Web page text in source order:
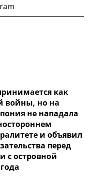
как
войны, но на
не нападала
и объявил
перед
с островной